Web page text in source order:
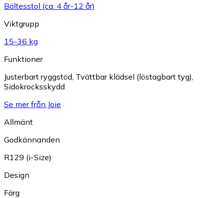
Bältesstol (ca. 4 år-12 år)
Viktgrupp
15-36 kg
Funktioner
Justerbart ryggstöd Tvättbar klädsel (löstagbart tyg)
Sidokrocksskydd
Se mer från Joie
Allmänt
Godkännanden
R129 (i-Size)
Design
Färg